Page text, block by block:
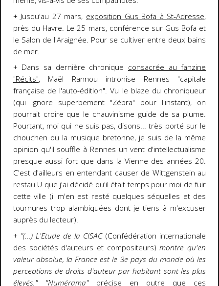
+ Jusqu'au 27 mars, exposition Gus Bofa à St-Adresse,
près du Havre. Le 25 mars, conférence sur Gus Bofa et
le Salon de l'Araignée. Pour se cultiver entre deux bains
de mer.
+ Dans sa dernière chronique consacrée au fanzine
"Récits", Maël Rannou intronise Rennes "capitale
française de l'auto-édition". Vu le blaze du chroniqueur
(qui ignore superbement "Zébra" pour l'instant), on
pourrait croire que le chauvinisme guide de sa plume.
Pourtant, moi qui ne suis pas, disons... très porté sur le
chouchen ou la musique bretonne, je suis de la même
opinion qu'il souffle à Rennes un vent d'intellectualisme
presque aussi fort que dans la Vienne des années 20.
C'est d'ailleurs en entendant causer de Wittgenstein au
restau U que j'ai décidé qu'il était temps pour moi de fuir
cette ville (il m'en est resté quelques séquelles et des
tournures trop alambiquées dont je tiens à m'excuser
auprès du lecteur).
+ "(...) L'Etude de la CISAC (Confédération internationale
des sociétés d'auteurs et compositeurs) montre qu'en
valeur absolue, la France est le 3e pays du monde où les
perceptions de droits d'auteur par habitant sont les plus
élevés." "Numérama"précise en outre que ces